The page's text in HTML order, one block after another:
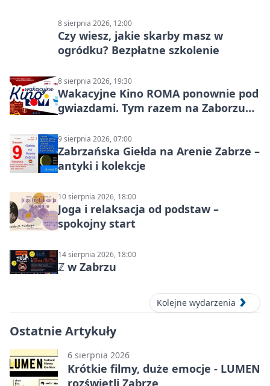
8 sierpnia 2026, 12:00
Czy wiesz, jakie skarby masz w
ogródku? Bezpłatne szkolenie
8 sierpnia 2026, 19:30
Wakacyjne Kino ROMA ponownie pod
gwiazdami. Tym razem na Zaborzu
9 sierpnia 2026, 07:00
Zabrzańska Giełda na Arenie Zabrze –
antyki i kolekcje
10 sierpnia 2026, 18:00
Joga i relaksacja od podstaw –
spokojny start
14 sierpnia 2026, 18:00
ℤ w Zabrzu
Kolejne wydarzenia
Ostatnie Artykuły
6 sierpnia 2026
Krótkie filmy, duże emocje - LUMEN